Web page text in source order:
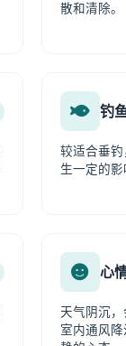
散和清除。
钓
较适合垂
生一定的影
心
天气阴沉
室内通风